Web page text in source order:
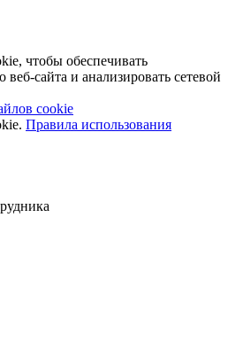
чтобы обеспечивать
сайта и анализировать сетевой
cookie
Правила использования